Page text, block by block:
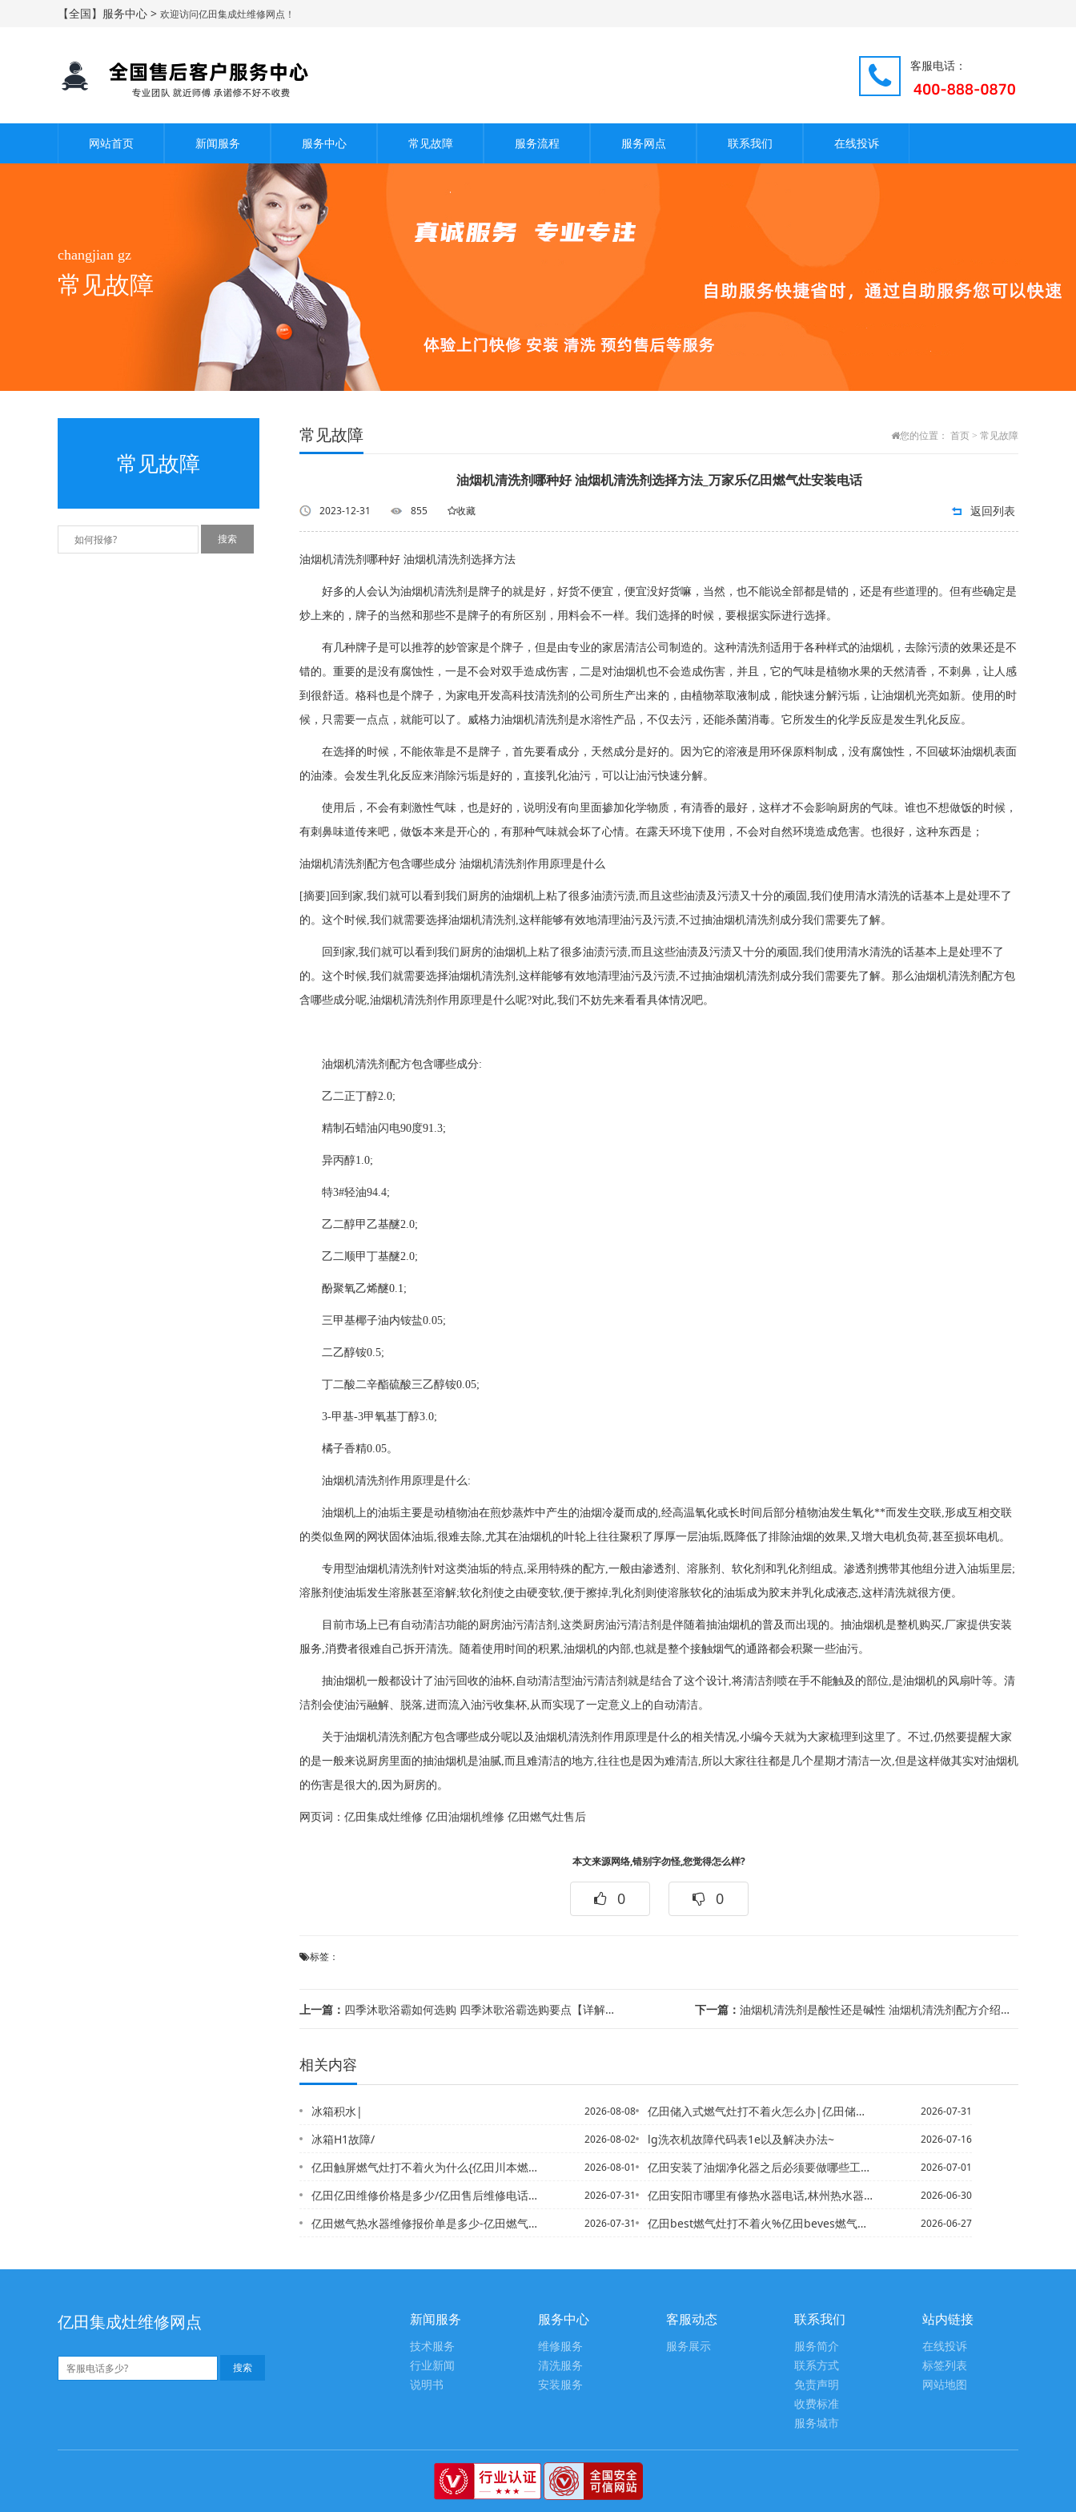
【全国】服务中心 > 欢迎访问亿田集成灶维修网点！
客服电话：
网站首页 新闻服务 服务中心 常见故障 服务流程 服务网点 联系我们 在线投诉
changjian gz
常见故障
常见故障
常见故障 您的位置： 首页 > 常见故障
油烟机清洗剂哪种好 油烟机清洗剂选择方法_万家乐亿田燃气灶安装电话
2023-12-31 855 收藏 返回列表
油烟机清洗剂哪种好 油烟机清洗剂选择方法
好多的人会认为油烟机清洗剂是牌子的就是好，好货不便宜，便宜没好货嘛，当然，也不能说全部都是错的，还是有些道理的。但有些确定是
炒上来的，牌子的当然和那些不是牌子的有所区别，用料会不一样。我们选择的时候，要根据实际进行选择。
有几种牌子是可以推荐的妙管家是个牌子，但是由专业的家居清洁公司制造的。这种清洗剂适用于各种样式的油烟机，去除污渍的效果还是不
错的。重要的是没有腐蚀性，一是不会对双手造成伤害，二是对油烟机也不会造成伤害，并且，它的气味是植物水果的天然清香，不刺鼻，让人感
到很舒适。格科也是个牌子，为家电开发高科技清洗剂的公司所生产出来的，由植物萃取液制成，能快速分解污垢，让油烟机光亮如新。使用的时
候，只需要一点点，就能可以了。威格力油烟机清洗剂是水溶性产品，不仅去污，还能杀菌消毒。它所发生的化学反应是发生乳化反应。
在选择的时候，不能依靠是不是牌子，首先要看成分，天然成分是好的。因为它的溶液是用环保原料制成，没有腐蚀性，不回破坏油烟机表面
的油漆。会发生乳化反应来消除污垢是好的，直接乳化油污，可以让油污快速分解。
使用后，不会有刺激性气味，也是好的，说明没有向里面掺加化学物质，有清香的最好，这样才不会影响厨房的气味。谁也不想做饭的时候，
有刺鼻味道传来吧，做饭本来是开心的，有那种气味就会坏了心情。在露天环境下使用，不会对自然环境造成危害。也很好，这种东西是；
油烟机清洗剂配方包含哪些成分 油烟机清洗剂作用原理是什么
[摘要]回到家,我们就可以看到我们厨房的油烟机上粘了很多油渍污渍,而且这些油渍及污渍又十分的顽固,我们使用清水清洗的话基本上是处理不了
的。这个时候,我们就需要选择油烟机清洗剂,这样能够有效地清理油污及污渍,不过抽油烟机清洗剂成分我们需要先了解。
回到家,我们就可以看到我们厨房的油烟机上粘了很多油渍污渍,而且这些油渍及污渍又十分的顽固,我们使用清水清洗的话基本上是处理不了
的。这个时候,我们就需要选择油烟机清洗剂,这样能够有效地清理油污及污渍,不过抽油烟机清洗剂成分我们需要先了解。那么油烟机清洗剂配方包
含哪些成分呢,油烟机清洗剂作用原理是什么呢?对此,我们不妨先来看看具体情况吧。
油烟机清洗剂配方包含哪些成分:
乙二正丁醇2.0;
精制石蜡油闪电90度91.3;
异丙醇1.0;
特3#轻油94.4;
乙二醇甲乙基醚2.0;
乙二顺甲丁基醚2.0;
酚聚氧乙烯醚0.1;
三甲基椰子油内铵盐0.05;
二乙醇铵0.5;
丁二酸二辛酯硫酸三乙醇铵0.05;
3-甲基-3甲氧基丁醇3.0;
橘子香精0.05。
油烟机清洗剂作用原理是什么:
油烟机上的油垢主要是动植物油在煎炒蒸炸中产生的油烟冷凝而成的,经高温氧化或长时间后部分植物油发生氧化**而发生交联,形成互相交联
的类似鱼网的网状固体油垢,很难去除,尤其在油烟机的叶轮上往往聚积了厚厚一层油垢,既降低了排除油烟的效果,又增大电机负荷,甚至损坏电机。
专用型油烟机清洗剂针对这类油垢的特点,采用特殊的配方,一般由渗透剂、溶胀剂、软化剂和乳化剂组成。渗透剂携带其他组分进入油垢里层;
溶胀剂使油垢发生溶胀甚至溶解;软化剂使之由硬变软,便于擦掉;乳化剂则使溶胀软化的油垢成为胶末并乳化成液态,这样清洗就很方便。
目前市场上已有自动清洁功能的厨房油污清洁剂,这类厨房油污清洁剂是伴随着抽油烟机的普及而出现的。抽油烟机是整机购买,厂家提供安装
服务,消费者很难自己拆开清洗。随着使用时间的积累,油烟机的内部,也就是整个接触烟气的通路都会积聚一些油污。
抽油烟机一般都设计了油污回收的油杯,自动清洁型油污清洁剂就是结合了这个设计,将清洁剂喷在手不能触及的部位,是油烟机的风扇叶等。清
洁剂会使油污融解、脱落,进而流入油污收集杯,从而实现了一定意义上的自动清洁。
关于油烟机清洗剂配方包含哪些成分呢以及油烟机清洗剂作用原理是什么的相关情况,小编今天就为大家梳理到这里了。不过,仍然要提醒大家
的是一般来说厨房里面的抽油烟机是油腻,而且难清洁的地方,往往也是因为难清洁,所以大家往往都是几个星期才清洁一次,但是这样做其实对油烟机
的伤害是很大的,因为厨房的。
网页词： 亿田集成灶维修 亿田油烟机维修 亿田燃气灶售后
本文来源网络,错别字勿怪,您觉得怎么样?
0 0
标签：
上一篇： 四季沐歌浴霸如何选购 四季沐歌浴霸选购要点【详解】 - 四季沐歌浴霸怎么选 四季... 下一篇： 油烟机清洗剂是酸性还是碱性 油烟机清洗剂配方介绍【详解】 - 油烟机清洗剂有什么...
相关内容
冰箱积水| 2026-08-08
冰箱H1故障/ 2026-08-02
亿田触屏燃气灶打不着火为什么{亿田川本燃气灶打不着火怎么办 2026-08-01
亿田亿田维修价格是多少/亿田售后维修电话2027年 2026-07-31
亿田燃气热水器维修报价单是多少-亿田燃气热水器维修报价单是多少最新版本 2026-07-31
亿田储入式燃气灶打不着火怎么办|亿田储水式热水器关水时有响声 2026-07-31
lg洗衣机故障代码表1e以及解决办法~ 2026-07-16
亿田安装了油烟净化器之后必须要做哪些工作？+亿田安装美的燃气灶打不着火 2026-07-01
亿田安阳市哪里有修热水器电话,林州热水器维修_安义热水器安装电话,热水器安装电话 2026-06-30
亿田best燃气灶打不着火%亿田beves燃气灶点不着火 2026-06-27
亿田集成灶维修网点 新闻服务
技术服务
行业新闻
说明书
服务中心
维修服务
清洗服务
安装服务
客服动态
服务展示
联系我们
服务简介
联系方式
免责声明
收费标准
服务城市
站内链接
在线投诉
标签列表
网站地图